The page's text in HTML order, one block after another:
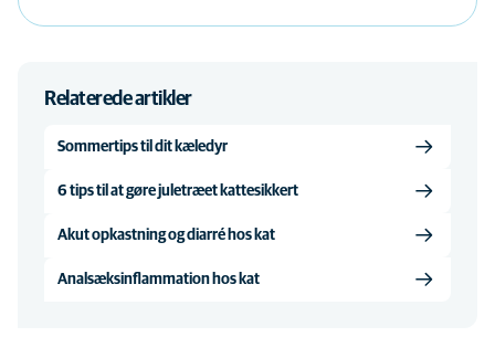
Relaterede artikler
Sommertips til dit kæledyr
6 tips til at gøre juletræet kattesikkert
Akut opkastning og diarré hos kat
Analsæksinflammation hos kat